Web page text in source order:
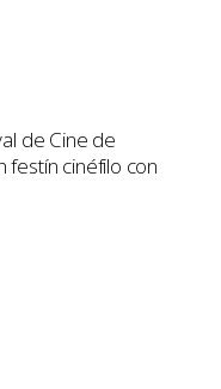
de Cine de
festín cinéfilo con